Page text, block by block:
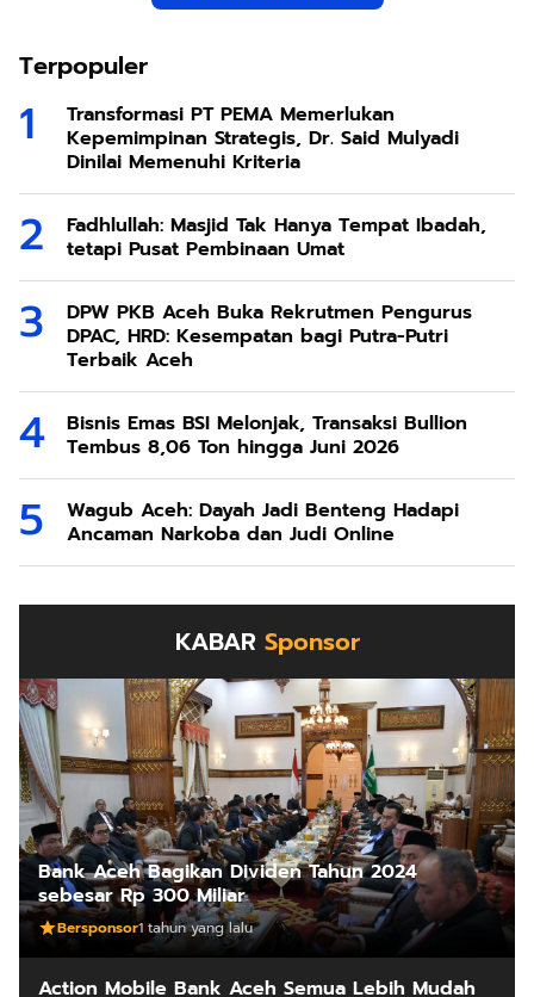
Terpopuler
Transformasi PT PEMA Memerlukan
Kepemimpinan Strategis, Dr. Said Mulyadi
Dinilai Memenuhi Kriteria
Fadhlullah: Masjid Tak Hanya Tempat Ibadah,
tetapi Pusat Pembinaan Umat
DPW PKB Aceh Buka Rekrutmen Pengurus
DPAC, HRD: Kesempatan bagi Putra-Putri
Terbaik Aceh
Bisnis Emas BSI Melonjak, Transaksi Bullion
Tembus 8,06 Ton hingga Juni 2026
Wagub Aceh: Dayah Jadi Benteng Hadapi
Ancaman Narkoba dan Judi Online
KABAR Sponsor
Bank Aceh Bagikan Dividen Tahun 2024
sebesar Rp 300 Miliar
Bersponsor1 tahun yang lalu
Action Mobile Bank Aceh Semua Lebih Mudah